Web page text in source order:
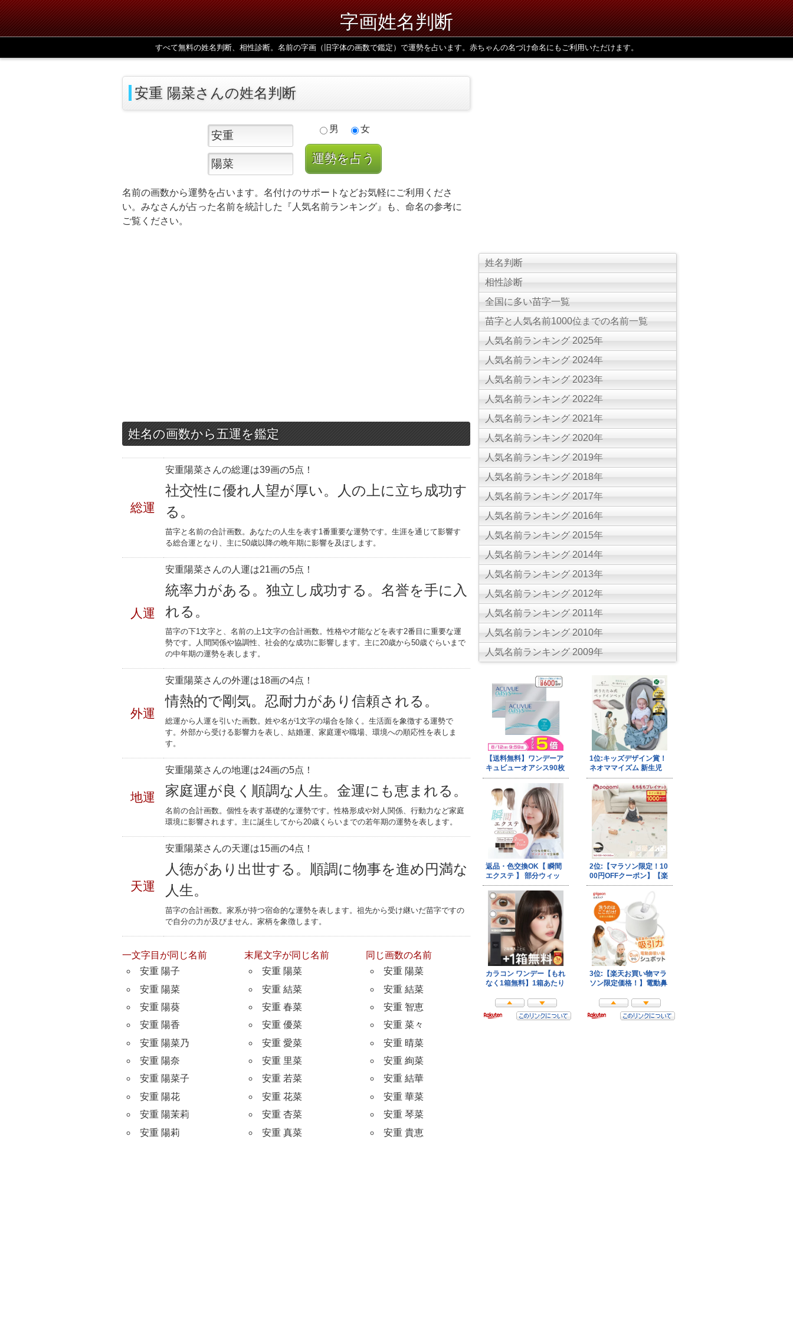
字画姓名判断
すべて無料の姓名判断、相性診断。名前の字画（旧字体の画数で鑑定）で運勢を占います。赤ちゃんの名づけ命名にもご利用いただけます。
安重 陽菜さんの姓名判断
男 女
名前の画数から運勢を占います。名付けのサポートなどお気軽にご利用くださ
い。みなさんが占った名前を統計した『人気名前ランキング』も、命名の参考に
ご覧ください。
姓名の画数から五運を鑑定
総運
安重陽菜さんの総運は39画の5点！
社交性に優れ人望が厚い。人の上に立ち成功す
る。
苗字と名前の合計画数。あなたの人生を表す1番重要な運勢です。生涯を通じて影響す
る総合運となり、主に50歳以降の晩年期に影響を及ぼします。
人運
安重陽菜さんの人運は21画の5点！
統率力がある。独立し成功する。名誉を手に入
れる。
苗字の下1文字と、名前の上1文字の合計画数。性格や才能などを表す2番目に重要な運
勢です。人間関係や協調性、社会的な成功に影響します。主に20歳から50歳ぐらいまで
の中年期の運勢を表します。
外運
安重陽菜さんの外運は18画の4点！
情熱的で剛気。忍耐力があり信頼される。
総運から人運を引いた画数。姓や名が1文字の場合を除く。生活面を象徴する運勢で
す。外部から受ける影響力を表し、結婚運、家庭運や職場、環境への順応性を表しま
す。
地運
安重陽菜さんの地運は24画の5点！
家庭運が良く順調な人生。金運にも恵まれる。
名前の合計画数。個性を表す基礎的な運勢です。性格形成や対人関係、行動力など家庭
環境に影響されます。主に誕生してから20歳くらいまでの若年期の運勢を表します。
天運
安重陽菜さんの天運は15画の4点！
人徳があり出世する。順調に物事を進め円満な
人生。
苗字の合計画数。家系が持つ宿命的な運勢を表します。祖先から受け継いだ苗字ですの
で自分の力が及びません。家柄を象徴します。
一文字目が同じ名前
安重 陽子
安重 陽菜
安重 陽葵
安重 陽香
安重 陽菜乃
安重 陽奈
安重 陽菜子
安重 陽花
安重 陽茉莉
安重 陽莉
末尾文字が同じ名前
安重 陽菜
安重 結菜
安重 春菜
安重 優菜
安重 愛菜
安重 里菜
安重 若菜
安重 花菜
安重 杏菜
安重 真菜
同じ画数の名前
安重 陽菜
安重 結菜
安重 智恵
安重 菜々
安重 晴菜
安重 絢菜
安重 結華
安重 華菜
安重 琴菜
安重 貴恵
姓名判断
相性診断
全国に多い苗字一覧
苗字と人気名前1000位までの名前一覧
人気名前ランキング 2025年
人気名前ランキング 2024年
人気名前ランキング 2023年
人気名前ランキング 2022年
人気名前ランキング 2021年
人気名前ランキング 2020年
人気名前ランキング 2019年
人気名前ランキング 2018年
人気名前ランキング 2017年
人気名前ランキング 2016年
人気名前ランキング 2015年
人気名前ランキング 2014年
人気名前ランキング 2013年
人気名前ランキング 2012年
人気名前ランキング 2011年
人気名前ランキング 2010年
人気名前ランキング 2009年